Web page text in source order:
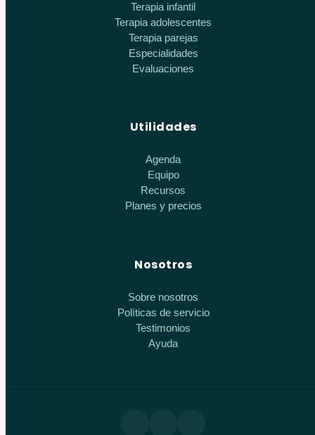
Terapia infantil
Terapia adolescentes
Terapia parejas
Especialidades
Evaluaciones
Utilidades
Agenda
Equipo
Recursos
Planes y precios
Nosotros
Sobre nosotros
Políticas de servicio
Testimonios
Ayuda